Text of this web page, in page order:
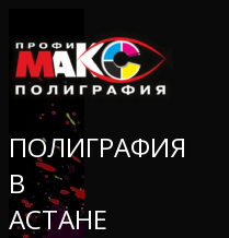
ПОЛИГРАФИЯ
В
АСТАНЕ